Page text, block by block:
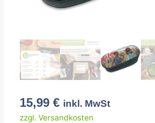
15,99 € inkl. MwSt
zzgl. Versandkosten